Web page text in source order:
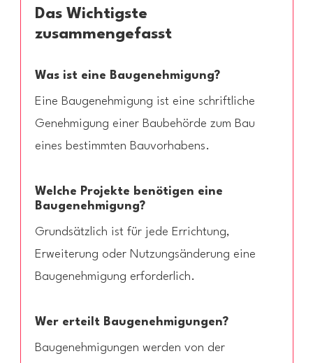
Das Wichtigste
zusammengefasst
Was ist eine Baugenehmigung?
Eine Baugenehmigung ist eine schriftliche
Genehmigung einer Baubehörde zum Bau
eines bestimmten Bauvorhabens.
Welche Projekte benötigen eine
Baugenehmigung?
Grundsätzlich ist für jede Errichtung,
Erweiterung oder Nutzungsänderung eine
Baugenehmigung erforderlich.
Wer erteilt Baugenehmigungen?
Baugenehmigungen werden von der